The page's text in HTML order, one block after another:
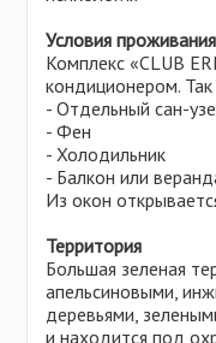
Условия проживания
Комплекс «CLUB
кондиционером.
- Отдельный сан-
- Фен
- Холодильник
- Балкон или
Из окон
Территория
Большая зеленая
апельсиновыми,
деревьями,
и находится под